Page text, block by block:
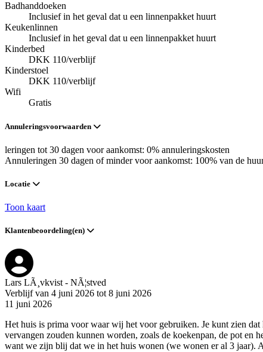
Badhanddoeken
Inclusief in het geval dat u een linnenpakket huurt
Keukenlinnen
Inclusief in het geval dat u een linnenpakket huurt
Kinderbed
DKK 110/verblijf
Kinderstoel
DKK 110/verblijf
Wifi
Gratis
Annuleringsvoorwaarden
leringen tot 30 dagen voor aankomst: 0% annuleringskosten
Annuleringen 30 dagen of minder voor aankomst: 100% van de
Locatie
Toon kaart
Klantenbeoordeling(en)
Lars LÃ¸vkvist - NÃ¦stved
Verblijf van 4 juni 2026 tot 8 juni 2026
11 juni 2026
Het huis is prima voor waar wij het voor gebruiken. Je kunt zien
vervangen zouden kunnen worden, zoals de koekenpan, de pot en
want we zijn blij dat we in het huis wonen (we wonen er al 3 jaar).